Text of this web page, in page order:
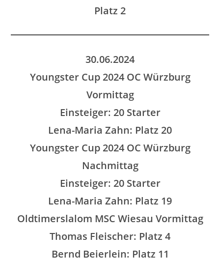
Platz 2
30.06.2024
Youngster Cup 2024 OC Würzburg
Vormittag
Einsteiger: 20 Starter
Lena-Maria Zahn: Platz 20
Youngster Cup 2024 OC Würzburg
Nachmittag
Einsteiger: 20 Starter
Lena-Maria Zahn: Platz 19
Oldtimerslalom MSC Wiesau Vormittag
Thomas Fleischer: Platz 4
Bernd Beierlein: Platz 11